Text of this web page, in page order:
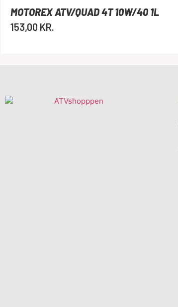
MOTOREX ATV/QUAD 4T 10W/40 1L
153,00 KR.